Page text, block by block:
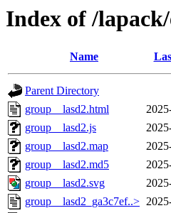
Index of /
Name
Parent Directory
group__lasd2.html
group__lasd2.js
group__lasd2.map
group__lasd2.md5
group__lasd2.svg
group__lasd2_ga3c7ef..>